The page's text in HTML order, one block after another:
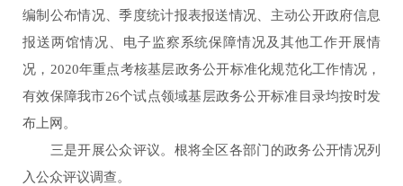
编制公布情况、季度统计报表报送情况、主动公开政府信息
报送两馆情况、电子监察系统保障情况及其他工作开展情
况， 2020年重点考核基层政务公开标准化规范化工作情况，
有效保障我市26个试点领域基层政务公开标准目录均按时发
布上网。
三是开展公众评议。根将全区各部门的政务公开情况列
入公众评议调查。